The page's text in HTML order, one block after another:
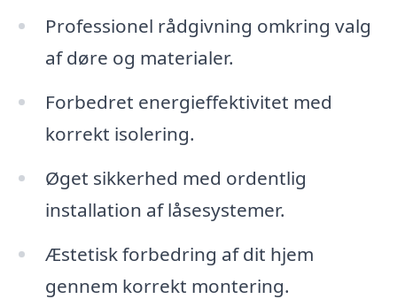
Professionel rådgivning omkring valg
af døre og materialer.
Forbedret energieffektivitet med
korrekt isolering.
Øget sikkerhed med ordentlig
installation af låsesystemer.
Æstetisk forbedring af dit hjem
gennem korrekt montering.